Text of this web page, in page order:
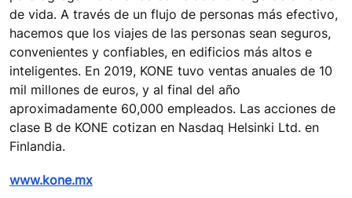
de vida. A través de un flujo de personas más efectivo,
hacemos que los viajes de las personas sean seguros,
convenientes y confiables, en edificios más altos e
inteligentes. En 2019, KONE tuvo ventas anuales de 10
mil millones de euros, y al final del año
aproximadamente 60,000 empleados. Las acciones de
clase B de KONE cotizan en Nasdaq Helsinki Ltd. en
Finlandia.
www.kone.mx